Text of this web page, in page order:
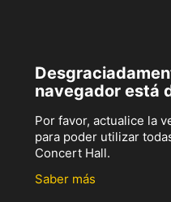
navegador está
Por favor, actualice la
para poder utilizar
Concert Hall.
Saber más